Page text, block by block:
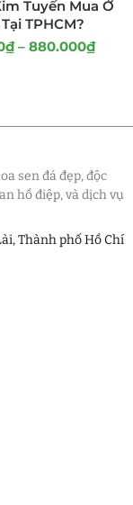
Tuyến Mua Ở
TPHCM?
₫ – 880.000₫
sen đá đẹp, độc
hồ điệp, và dịch vụ
Thành phố Hồ Chí